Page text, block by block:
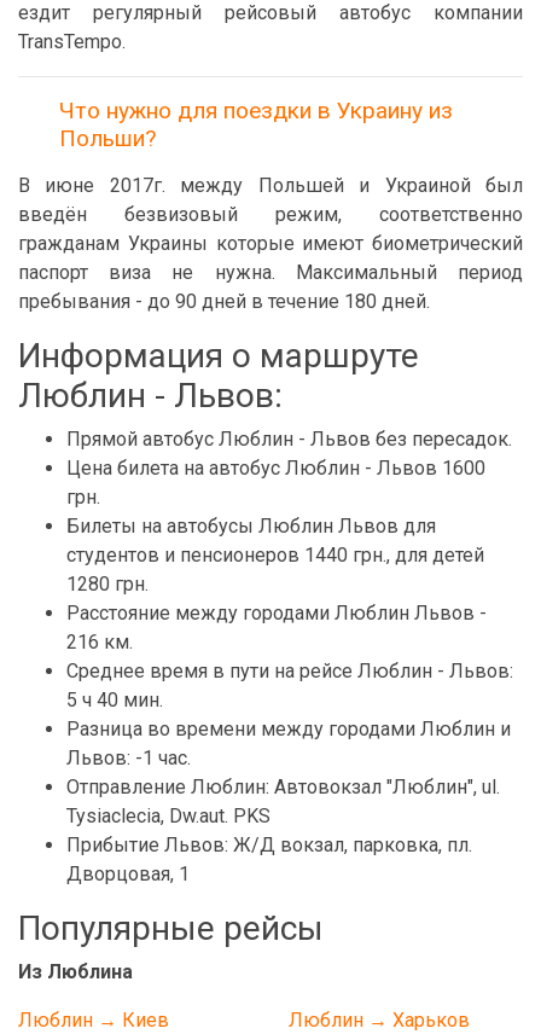
ездит регулярный рейсовый автобус компании
TransTempo.
Что нужно для поездки в Украину из
Польши?
В июне 2017г. между Польшей и Украиной был
введён безвизовый режим, соответственно
гражданам Украины которые имеют биометрический
паспорт виза не нужна. Максимальный период
пребывания - до 90 дней в течение 180 дней.
Информация о маршруте
Люблин - Львов:
Прямой автобус Люблин - Львов без пересадок.
Цена билета на автобус Люблин - Львов 1600
грн.
Билеты на автобусы Люблин Львов для
студентов и пенсионеров 1440 грн., для детей
1280 грн.
Расстояние между городами Люблин Львов -
216 км.
Среднее время в пути на рейсе Люблин - Львов:
5 ч 40 мин.
Разница во времени между городами Люблин и
Львов: -1 час.
Отправление Люблин: Автовокзал "Люблин", ul.
Tysiaclecia, Dw.аut. PKS
Прибытие Львов: Ж/Д вокзал, парковка, пл.
Дворцовая, 1
Популярные рейсы
Из Люблина
Люблин → Киев
Люблин → Харьков